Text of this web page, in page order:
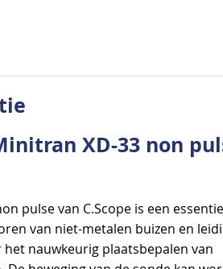
XD-33 non
pulse van C.Scope is een
van niet-metalen buizen en
nauwkeurig plaatsbepalen van